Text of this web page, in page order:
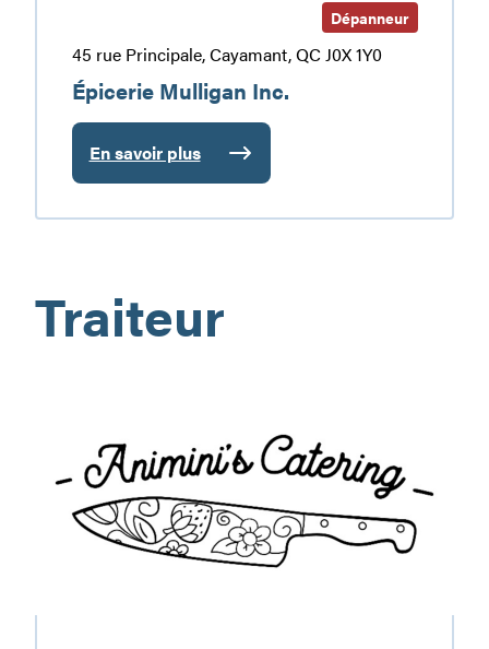
Dépanneur
45 rue Principale, Cayamant, QC J0X 1Y0
Épicerie Mulligan Inc.
En savoir plus
:
Épicerie
Mulligan
Traiteur
(Service
traiteur)